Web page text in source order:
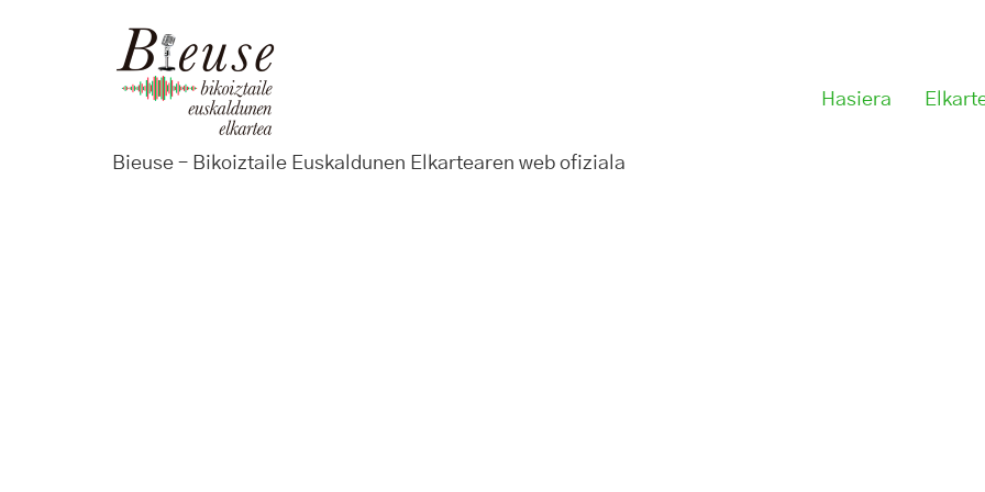
Bieuse – Bikoiztaile Euskaldunen Elkartearen web ofiziala
Hasiera